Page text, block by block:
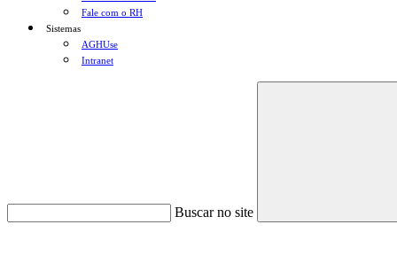
Fale com o RH
Sistemas
AGHUse
Intranet
Buscar no site